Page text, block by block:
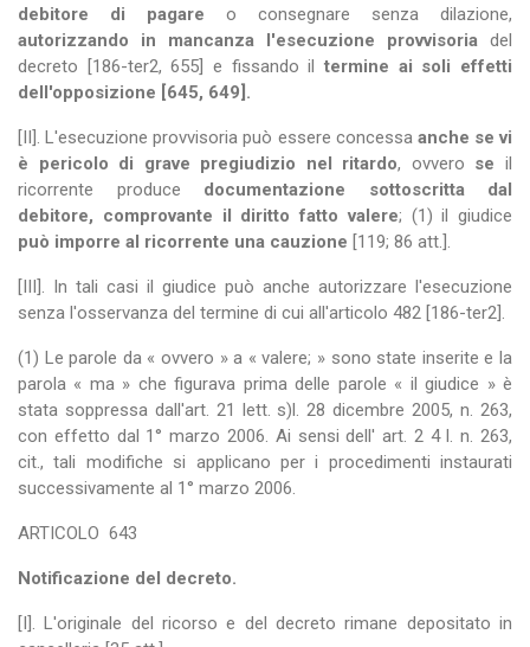
debitore di pagare o consegnare senza dilazione,
autorizzando in mancanza l'esecuzione provvisoria del
decreto [186-ter2, 655] e fissando il termine ai soli effetti
dell'opposizione [645, 649].
[II]. L'esecuzione provvisoria può essere concessa anche se vi
è pericolo di grave pregiudizio nel ritardo, ovvero se il
ricorrente produce documentazione sottoscritta dal
debitore, comprovante il diritto fatto valere; (1) il giudice
può imporre al ricorrente una cauzione [119; 86 att.].
[III]. In tali casi il giudice può anche autorizzare l'esecuzione
senza l'osservanza del termine di cui all'articolo 482 [186-ter2].
(1) Le parole da « ovvero » a « valere; » sono state inserite e la
parola « ma » che figurava prima delle parole « il giudice » è
stata soppressa dall'art. 21 lett. s)l. 28 dicembre 2005, n. 263,
con effetto dal 1° marzo 2006. Ai sensi dell' art. 2 4 l. n. 263,
cit., tali modifiche si applicano per i procedimenti instaurati
successivamente al 1° marzo 2006.
ARTICOLO 643
Notificazione del decreto.
[I]. L'originale del ricorso e del decreto rimane depositato in